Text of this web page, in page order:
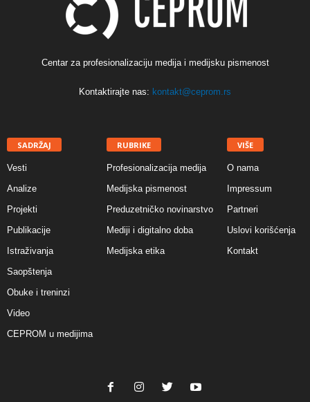
Centar za profesionalizaciju medija i medijsku pismenost
Kontaktirajte nas: kontakt@ceprom.rs
SADRŽAJ
Vesti
Analize
Projekti
Publikacije
Istraživanja
Saopštenja
Obuke i treninzi
Video
CEPROM u medijima
RUBRIKE
Profesionalizacija medija
Medijska pismenost
Preduzetničko novinarstvo
Mediji i digitalno doba
Medijska etika
VIŠE
O nama
Impressum
Partneri
Uslovi korišćenja
Kontakt